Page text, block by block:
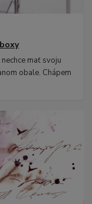
mať svoju
obale. Chápem